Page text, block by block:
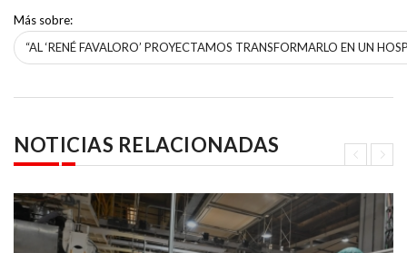
Más sobre:
“AL ‘RENÉ FAVALORO’ PROYECTAMOS TRANSFORMARLO EN UN
NOTICIAS RELACIONADAS